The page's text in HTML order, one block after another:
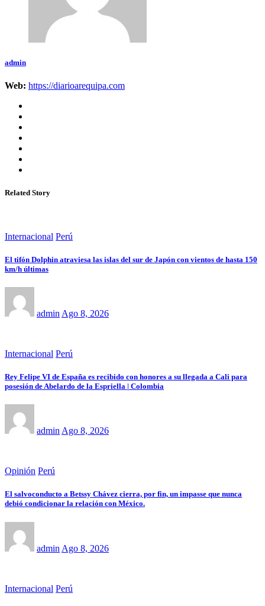
admin
Web: https://diarioarequipa.com
Related Story
Internacional Perú
El tifón Dolphin atraviesa las islas del sur de Japón con vientos de hasta 150
km/h últimas
admin Ago 8, 2026
Internacional Perú
Rey Felipe VI de España es recibido con honores a su llegada a Cali para
posesión de Abelardo de la Espriella | Colombia
admin Ago 8, 2026
Opinión Perú
El salvoconducto a Betssy Chávez cierra, por fin, un impasse que nunca
debió condicionar la relación con México.
admin Ago 8, 2026
Internacional Perú